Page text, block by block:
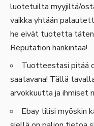
luotetuilta myyjiltä/
vaikka yhtään
he eivät tuotetta
Reputation hankintaa!
Tuotteestasi pitää
saatavana! Tällä
arvokkuutta ja ihmiset
Ebay tilisi myöskin